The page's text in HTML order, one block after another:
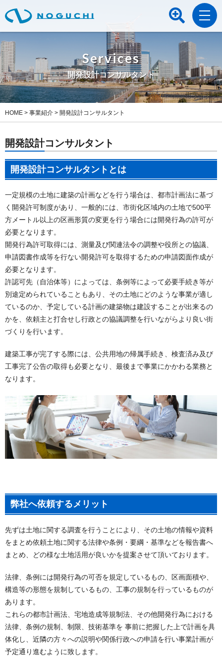
Services
開発設計コンサルタント
HOME > 事業紹介 > 開発設計コンサルタント
開発設計コンサルタント
開発設計コンサルタントとは
一定規模の土地に建築の計画などを行う場合は、都市計画法に基づ
く開発許可制度があり、一般的には、市街化区域内の土地で500平
方メートル以上の区画形質の変更を行う場合には開発行為の許可が
必要となります。
開発行為許可取得には、測量及び関連法令の調整や役所との協議、
申請図書作成等を行ない開発許可を取得するための申請図面作成が
必要となります。
許認可先（自治体等）によっては、条例等によって必要手続き等が
別途定められていることもあり、その土地にどのような事業が適し
ているのか、予定している計画の建築物は建設することが出来るの
かを、依頼主と打合せし行政との協議調整を行いながらより良い街
づくりを行います。
建築工事が完了する際には、公共用地の帰属手続き、検査済み及び
工事完了公告の取得も必要となり、最後まで事業にかかわる業務と
なります。
弊社へ依頼するメリット
先ずは土地に関する調査を行うことにより、その土地の情報や資料
をまとめ依頼土地に関する法律や条例・要綱・基準などを報告書へ
まとめ、どの様な土地活用が良いかを提案させて頂いております。
法律、条例には開発行為の可否を規定しているもの、区画面積や、
構造等の形態を規制しているもの、工事の規制を行っているものが
あります。
これらの都市計画法、宅地造成等規制法、その他開発行為における
法律、条例の規制、制限、技術基準を 事前に把握した上で計画を具
体化し、近隣の方々への説明や関係行政への申請を行い事業計画が
予定通り進むように致します。